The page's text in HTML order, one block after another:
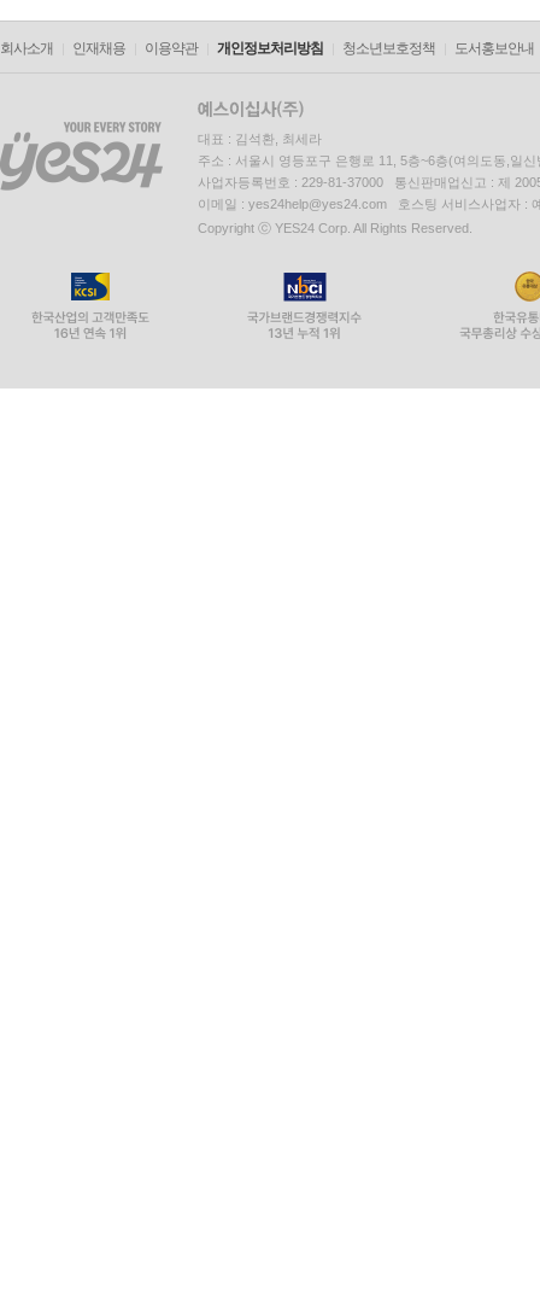
회사소개 인재채용 이용약관 개인정보처리방침 청소년보호정책 도서홍보안내
대표 : 김석환, 최세라
주소 : 서울시 영등포구 은행로 11, 5층~6층(여의도동,일신
사업자등록번호 : 229-81-37000 통신판매업신고 : 제
이메일 : yes24help@yes24.com 호스팅 서비스사업자 :
Copyright ⓒ YES24 Corp. All Rights Reserved.